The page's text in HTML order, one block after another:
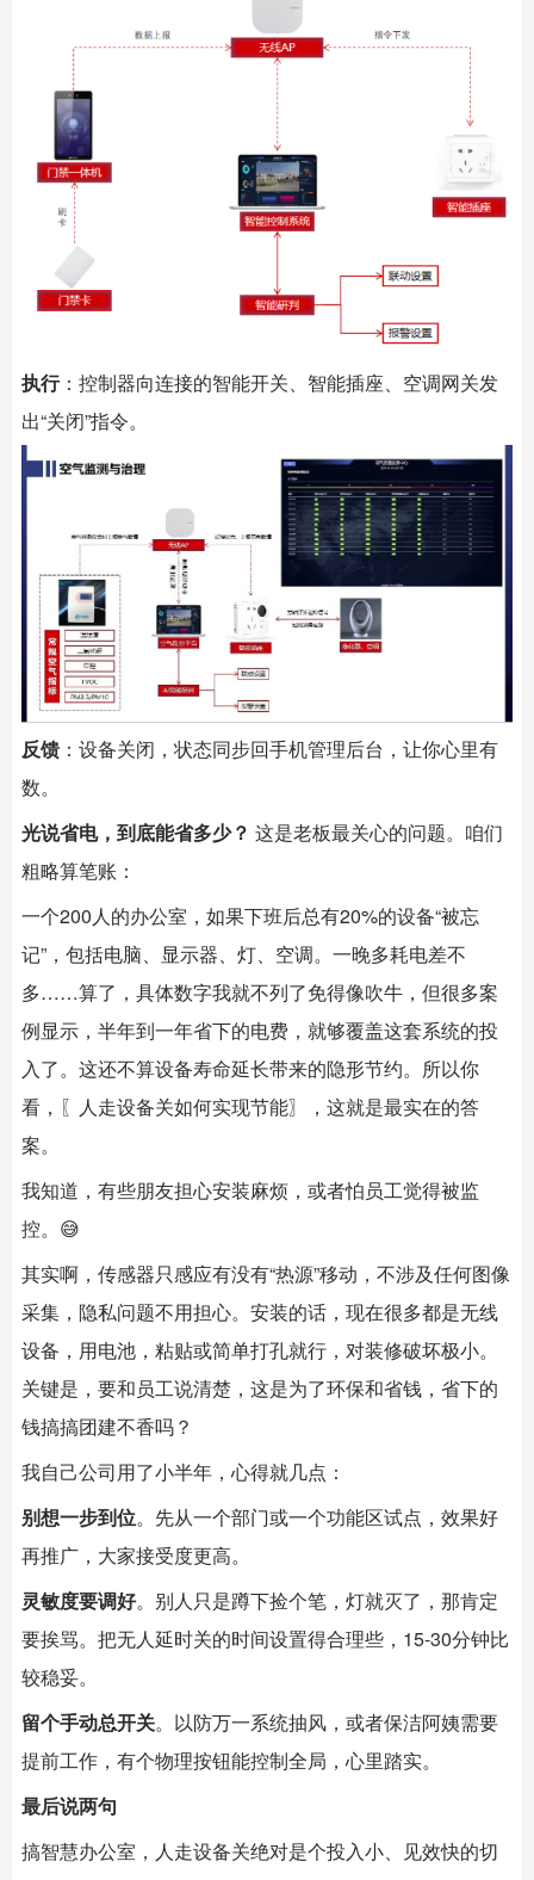
执行：控制器向连接的智能开关、 智能插座、空调网关发
出“关闭”指令。
反馈 ：设备关闭，状态同步回手机管理后台，让你心里有
数。
光说省电，到底能省多少？ ​ 这是老板最关心的问题。咱们
粗略算笔账：
一个200人的办公室，如果下班后总有20%的设备“被忘
记”，包括电脑、显示器、灯、空调。一晚多耗电差不
多……算了，具体数字我就不列了免得像吹牛，但很多案
例显示，半年到一年省下的电费，就够覆盖这套系统的投
入了。这还不算设备寿命延长带来的隐形节约。所以你
看，〖人走设备关如何实现节能〗，这就是最实在的答
案。
我知道，有些朋友担心安装麻烦，或者怕员工觉得被监
控。😅
其实啊，传感器只感应有没有“热源”移动，不涉及任何图像
采集，隐私问题不用担心。安装的话，现在很多都是无线
设备，用电池，粘贴或简单打孔就行，对装修破坏极小。
关键是，要和员工说清楚，这是为了环保和省钱，省下的
钱搞搞团建不香吗？
我自己公司用了小半年，心得就几点：
别想一步到位。先从一个部门或一个功能区试点，效果好
再推广，大家接受度更高。
灵敏度要调好。别人只是蹲下捡个笔，灯就灭了，那肯定
要挨骂。把无人延时关的时间设置得合理些，15-30分钟比
较稳妥。
留个手动总开关。以防万一系统抽风，或者保洁阿姨需要
提前工作，有个物理按钮能控制全局，心里踏实。
最后说两句
搞智慧办公室 ，人走设备关绝对是个投入小、见效快的切